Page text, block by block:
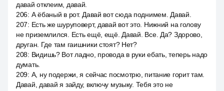
давай отклеим, давай.
206: А ёбаный в рот. Давай вот сюда поднимем. Давай.
207: Есть же шуруповерт, давай вот это. Нижний на голову
не приземлился. Есть ещё, ещё. Давай. Все. Да? Здорово,
друган. Где там гаишники стоят? Нет?
208: Видишь? Вот ладно, провода в руки ебать, теперь надо
думать.
209: А, ну подержи, я сейчас посмотрю, питание горит там.
Давай, давай я зайду, включу музыку. Тебя это не